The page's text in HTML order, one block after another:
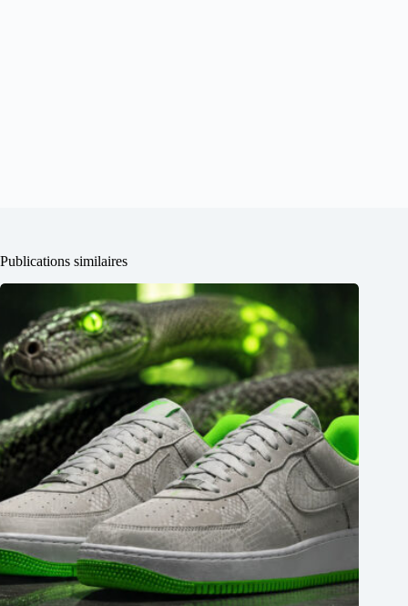
Publications similaires